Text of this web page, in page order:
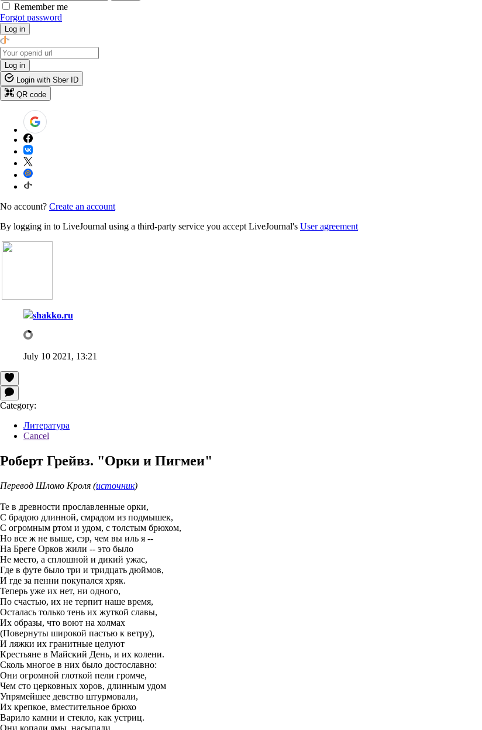
Remember me
Forgot password
Log in
Log in
Login with Sber ID
QR code
No account? Create an account
By logging in to LiveJournal using a third-party service you accept LiveJournal's User agreement
shakko.ru
July 10 2021, 13:21
Category:
Литература
Cancel
Роберт Грейвз. "Орки и Пигмеи"
Перевод Шломо Кроля (источник)
Те в древности прославленные орки,
С брадою длинной, смрадом из подмышек,
С огромным ртом и удом, с толстым брюхом,
Но все ж не выше, сэр, чем вы иль я --
На Бреге Орков жили -- это было
Не место, а сплошной и дикий ужас,
Где в футе было три и тридцать дюймов,
И где за пенни покупался хряк.
Теперь уже их нет, ни одного,
По счастью, их не терпит наше время,
Осталась только тень их жуткой славы,
Их образы, что воют на холмах
(Повернуты широкой пастью к ветру),
И ляжки их гранитные целуют
Крестьяне в Майский День, и их колени.
Сколь многое в них было достославно:
Они огромной глоткой пели громче,
Чем сто церковных хоров, длинным удом
Упрямейшее девство штурмовали,
Их крепкое, вместительное брюхо
Варило камни и стекло, как устриц.
Они копали ямы, насыпали